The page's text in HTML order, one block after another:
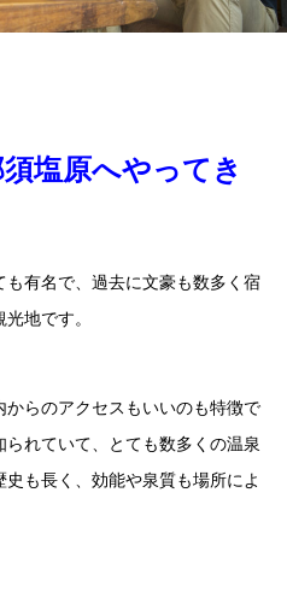
塩原へやってき
有名で、過去に文豪も数多く宿
地です。
らのアクセスもいいのも特徴で
れていて、とても数多くの温泉
も長く、効能や泉質も場所によ